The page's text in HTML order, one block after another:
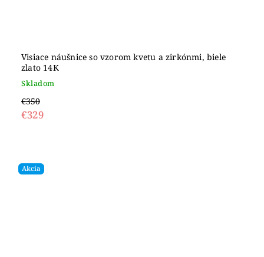
Visiace náušnice so vzorom kvetu a zirkónmi, biele
zlato 14K
Skladom
€350
€329
Akcia